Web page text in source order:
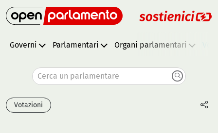
Governi Parlamentari Organi parlamentari
Cerca un parlamentare
Votazioni